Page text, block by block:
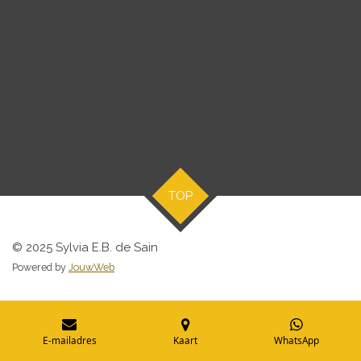
TOP
© 2025 Sylvia E.B. de Sain
Powered by JouwWeb
E-mailadres Kaart WhatsApp